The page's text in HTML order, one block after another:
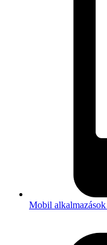
Mobil alkalmazások